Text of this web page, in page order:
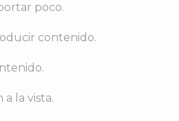
poco.
contenido.
a la vista.